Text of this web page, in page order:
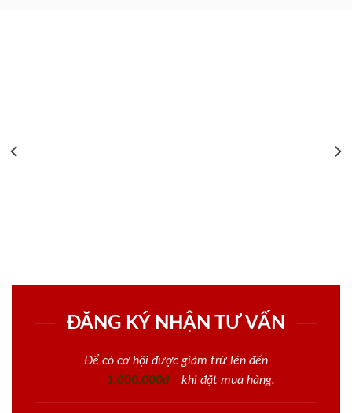
ĐĂNG KÝ NHẬN TƯ VẤN
Để có cơ hội được giảm trừ lên đến
1.000.000đ
khi đặt mua hàng.